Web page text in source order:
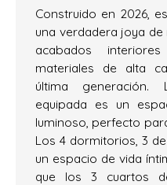
Construido en 2026,
una verdadera joya
acabados
materiales de alta
última generación.
equipada es un
luminoso, perfecto
Los 4 dormitorios, 3
un espacio de vida
que los 3 cuartos